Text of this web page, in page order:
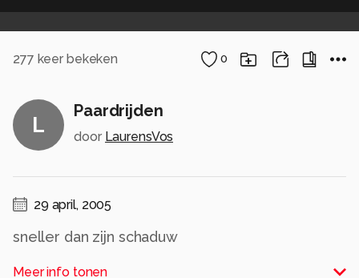
277 keer bekeken 0
L
Paardrijden
door LaurensVos
29 april, 2005
sneller dan zijn schaduw
Alle rechten voorbehouden
Meer info tonen